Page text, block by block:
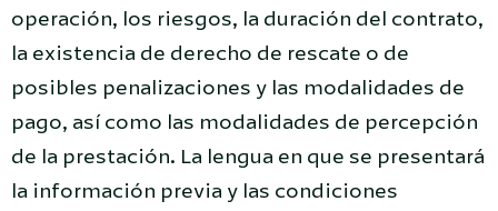
operación, los riesgos, la duración del contrato,
la existencia de derecho de rescate o de
posibles penalizaciones y las modalidades de
pago, así como las modalidades de percepción
de la prestación. La lengua en que se presentará
la información previa y las condiciones